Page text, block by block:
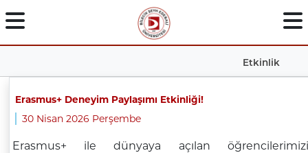
Etkinlik
Erasmus+ Deneyim Paylaşımı Etkinliği!
30 Nisan 2026 Perşembe
Erasmus+ ile dünyaya açılan